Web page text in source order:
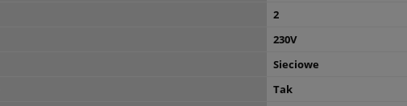
2
230V
Sieciowe
Tak